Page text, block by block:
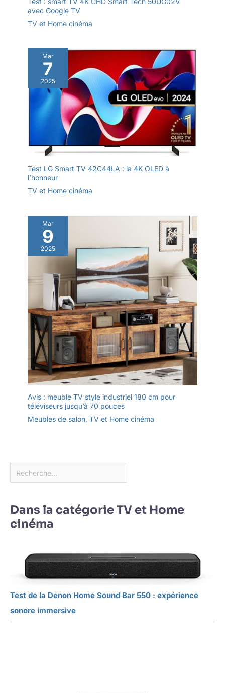
en charge le meilleur
tout autour de vous.
Le son n'a jamais été
aussi bon. Ressentez
une connexion plus
profonde avec les
histoires et la
musique que vous
aimez grâce à un son
qui bouge tout
autour de vous avec
un réalisme à couper
MASTER 3.0: Votre
réactif est tout aussi
important qu'un
téléviseur offrant une
bonne image. Avec
HDMI 2.1 et ALLM,
vous bénéficierez
d'une latence
minimale et des
meilleurs paramètres
d'image pour les
jeux,
automatiquement.
avec Google TV
TV et Home cinéma
Mar
7
2025
Test LG Smart TV 42C44LA : la 4K OLED à
l’honneur
TV et Home cinéma
Mar
9
2025
Avis : meuble TV style industriel 180 cm pour
téléviseurs jusqu’à 70 pouces
Meubles de salon, TV et Home cinéma
Dans la catégorie TV et Home
cinéma
Test de la Denon Home Sound Bar 550 : expérience
sonore immersive